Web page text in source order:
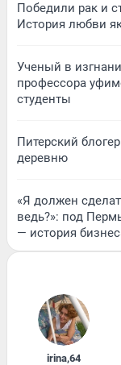
Победили рак и
История любви
Ученый в
профессора
студенты
Питерский
деревню
«Я должен
ведь?»: под
— история
irina,64